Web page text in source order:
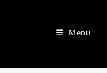
Menu